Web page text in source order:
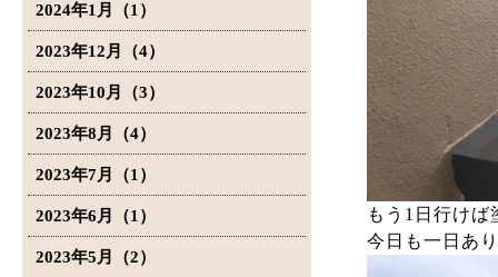
2024年1月（1）
2023年12月（4）
2023年10月（3）
2023年8月（4）
2023年7月（1）
2023年6月（1）
2023年5月（2）
もう1日行けば
今日も一日あ